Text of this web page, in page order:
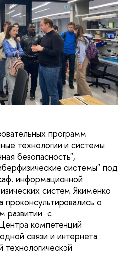
программ
технологии и системы
безопасность",
системы" под
информационной
систем Якименко
проконсультировались о
развитии с
компетенций
связи и интернета